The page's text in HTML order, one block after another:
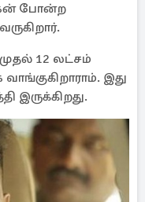
போன்ற
முதல் 12 லட்சம்
இது
இருக்கிறது.